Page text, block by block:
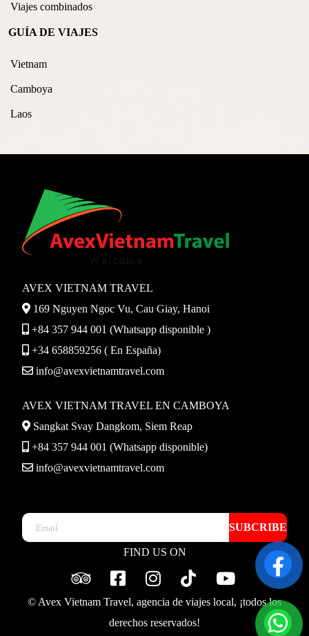
Viajes combinados
GUÍA DE VIAJES
Vietnam
Camboya
Laos
AVEX VIETNAM TRAVEL
169 Nguyen Ngoc Vu, Cau Giay, Hanoi
+84 357 944 001 (Whatsapp disponible )
+34 658859256 ( En España)
info@avexvietnamtravel.com
AVEX VIETNAM TRAVEL EN CAMBOYA
Sangkat Svay Dangkom, Siem Reap
+84 357 944 001 (Whatsapp disponible)
info@avexvietnamtravel.com
SUBCRIBE
FIND US ON
© Avex Vietnam Travel, agencia de viajes local, ¡todos los
derechos reservados!